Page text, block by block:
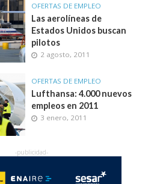
OFERTAS DE EMPLEO
Las aerolíneas de
Estados Unidos buscan
pilotos
2 agosto, 2011
OFERTAS DE EMPLEO
Lufthansa: 4.000 nuevos
empleos en 2011
3 enero, 2011